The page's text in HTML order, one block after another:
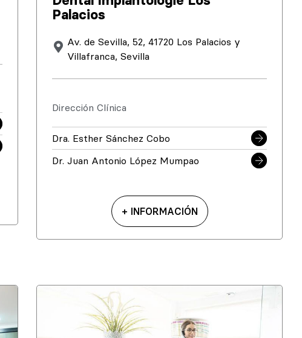
Palacios
Av. de Sevilla, 52, 41720 Los Palacios y
Villafranca, Sevilla
Dirección Clínica
Dra. Esther Sánchez Cobo
Dr. Juan Antonio López Mumpao
+ INFORMACIÓN